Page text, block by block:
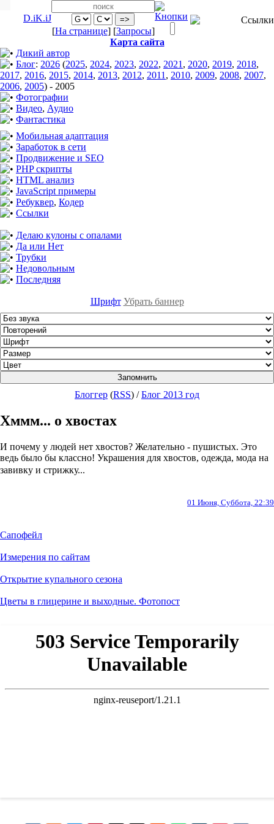
D.iK.iJ
[На странице] [Запросы]
Карта сайта
Дикий автор
Блог: 2026 (2025, 2024, 2023, 2022, 2021 , 2020, 2019, 2018,
2017, 2016, 2015, 2014, 2013, 2012, 2011 , 2010, 2009, 2008, 2007,
2006, 2005) - 2005
Фотографии
Видео, Аудио
Фантастика
Мобильная адаптация
Заработок в сети
Продвижение и SEO
PHP скрипты
HTML анализ
JavaScript примеры
Ребуквер, Кодер
Ссылки
Делаю кулоны с опалами
Да или Нет
Трубки
Недовольным
Последняя
Шрифт Убрать баннер
Блоггер (RSS) /Блог 2013 год
Хммм... о хвостах
И почему у людей нет хвостов? Желательно - пушистых. Это
ведь было бы классно! Украшения для хвостов, одежда, мода на
завивку и стрижку...
01 Июня, Суббота, 22:39
Сапофейл
Измерения по сайтам
Открытие купального сезона
Цветы в глицерине и выходные. Фотопост